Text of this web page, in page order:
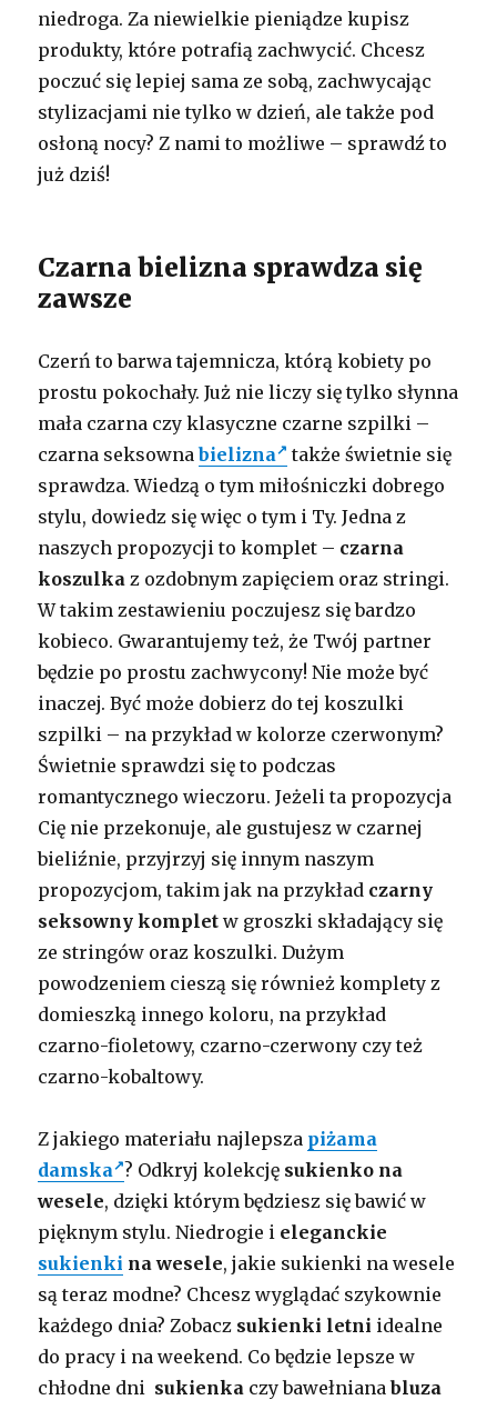
niedroga. Za niewielkie pieniądze kupisz
produkty, które potrafią zachwycić. Chcesz
poczuć się lepiej sama ze sobą, zachwycając
stylizacjami nie tylko w dzień, ale także pod
osłoną nocy? Z nami to możliwe – sprawdź to
już dziś!
Czarna bielizna sprawdza się
zawsze
Czerń to barwa tajemnicza, którą kobiety po
prostu pokochały. Już nie liczy się tylko słynna
mała czarna czy klasyczne czarne szpilki –
czarna seksownabielizna
także świetnie się
sprawdza. Wiedzą o tym miłośniczki dobrego
stylu, dowiedz się więc o tym i Ty. Jedna z
naszych propozycji to komplet – czarna
koszulka z ozdobnym zapięciem oraz stringi.
W takim zestawieniu poczujesz się bardzo
kobieco. Gwarantujemy też, że Twój partner
będzie po prostu zachwycony! Nie może być
inaczej. Być może dobierz do tej koszulki
szpilki – na przykład w kolorze czerwonym?
Świetnie sprawdzi się to podczas
romantycznego wieczoru. Jeżeli ta propozycja
Cię nie przekonuje, ale gustujesz w czarnej
bieliźnie, przyjrzyj się innym naszym
propozycjom, takim jak na przykład czarny
seksowny komplet w groszki składający się
ze stringów oraz koszulki. Dużym
powodzeniem cieszą się również komplety z
domieszką innego koloru, na przykład
czarno-fioletowy, czarno-czerwony czy też
czarno-kobaltowy.
Z jakiego materiału najlepsza piżama
damska ? Odkryj kolekcję sukienko na
wesele, dzięki którym będziesz się bawić w
pięknym stylu. Niedrogie i eleganckie
sukienki na wesele, jakie sukienki na wesele
są teraz modne? Chcesz wyglądać szykownie
każdego dnia? Zobacz sukienki letni idealne
do pracy i na weekend. Co będzie lepsze w
chłodne dni sukienka czy bawełnianabluza